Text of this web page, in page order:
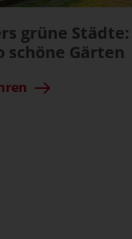
grüne
schöne Gärten